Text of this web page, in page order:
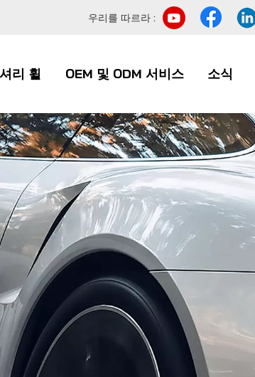
우리를 따르라 :
리 휠 OEM 및 ODM 서비스 소식